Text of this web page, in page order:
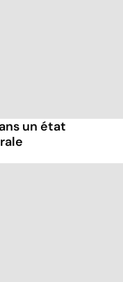
un état